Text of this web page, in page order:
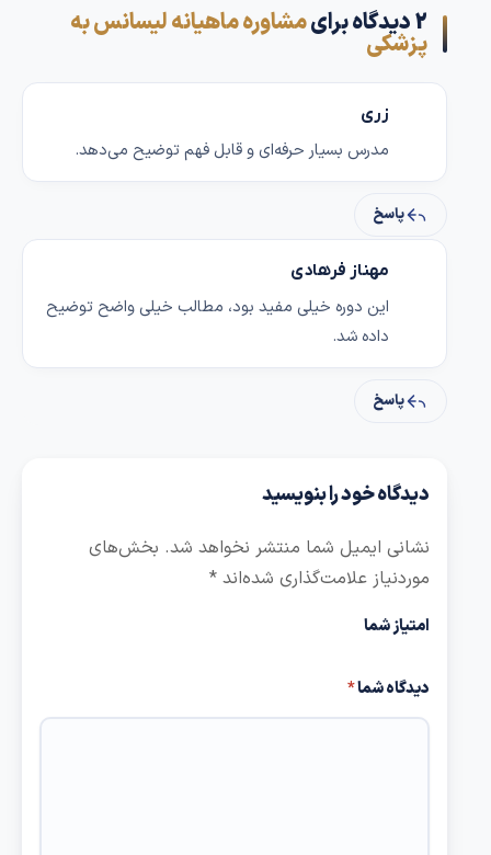
2 دیدگاه برای مشاوره ماهیانه لیسانس به
پزشکی
زری
مدرس بسیار حرفه‌ای و قابل فهم توضیح می‌دهد.
پاسخ
مهناز فرهادی
این دوره خیلی مفید بود، مطالب خیلی واضح توضیح
داده شد.
پاسخ
دیدگاه خود را بنویسید
نشانی ایمیل شما منتشر نخواهد شد. بخش‌های
موردنیاز علامت‌گذاری شده‌اند*
امتیاز شما
دیدگاه شما*